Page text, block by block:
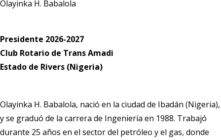
Olayinka H. Babalola
Presidente 2026-2027
Club Rotario de Trans Amadi
Estado de Rivers (Nigeria)
Olayinka H. Babalola, nació en la ciudad de Ibadán (Nigeria),
y se graduó de la carrera de Ingeniería en 1988. Trabajó
durante 25 años en el sector del petróleo y el gas, donde